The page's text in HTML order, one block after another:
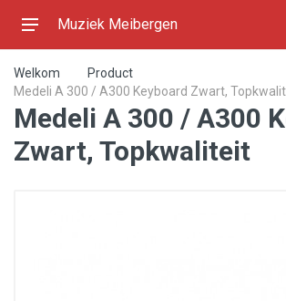
Muziek Meibergen
Welkom
Product
Medeli A 300 / A300 Keyboard Zwart,
Medeli A 300 / A300
Zwart, Topkwaliteit